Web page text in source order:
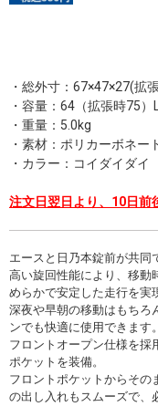
・総外寸：67×47×27(拡
・容量：64（拡張時75）L
・重量：5.0kg
・素材：ポリカーボネー
・カラー：コイダイダイ
注文日翌日より、10日前
エースと日乃本錠前が共同
高い旋回性能により、移動
めらかで安定した走行を実
深夜や早朝の移動はもちろ
ンでも快適に使用できます。
フロントオープン仕様を採
ポケットを装備。
フロントポケットからその
の出し入れもスムーズで、